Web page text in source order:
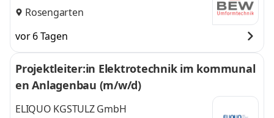
Rosengarten
vor 6 Tagen
Projektleiter:in Elektrotechnik im kommunal
en Anlagenbau (m/w/d)
ELIQUO KGSTULZ GmbH